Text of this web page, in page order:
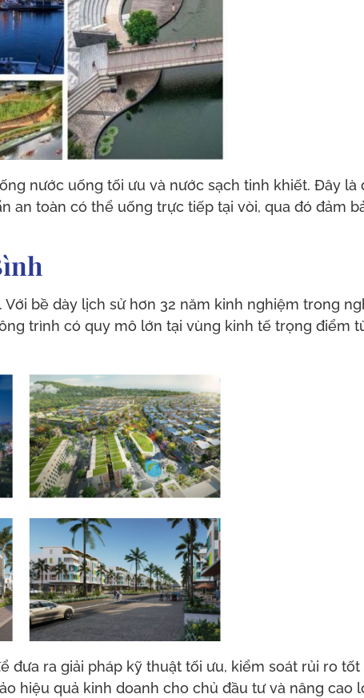
nước uống tối ưu và nước sạch tinh khiết. Đây là
an toàn có thể uống trực tiếp tại vòi, qua đó đảm
bề dày lịch sử hơn 32 năm kinh nghiệm trong
trình có quy mô lớn tại vùng kinh tế trọng điểm
đưa ra giải pháp kỹ thuật tối ưu, kiểm soát rủi ro
hiệu quả kinh doanh cho chủ đầu tư và nâng cao